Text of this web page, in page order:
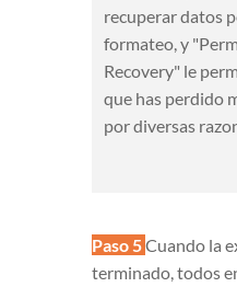
recuperar datos
formateo, y
Recovery" le
que has perdido
por diversas
Paso 5Cuando la
terminado, todos